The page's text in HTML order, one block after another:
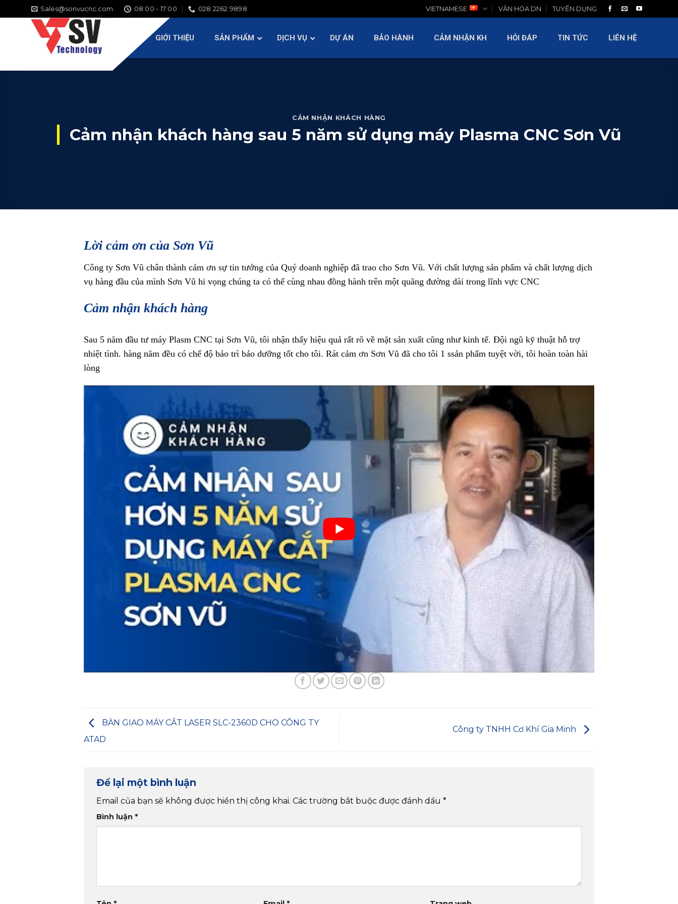
Chuyển
đến
Sales@sonvucnc.com 08:00 - 17:00 028 2262 9898 VIETNAMESE VĂN HÓA DN TUYỂN DỤNG
GIỚI THIỆU SẢN PHẨM DỊCH VỤ DỰ ÁN BẢO HÀNH CẢM NHẬN KH HỎI ĐÁP TIN TỨC LIÊN HỆ
CẢM NHẬN KHÁCH HÀNG
Cảm nhận khách hàng sau 5 năm sử dụng máy Plasma CNC Sơn Vũ
Lời cảm ơn của Sơn Vũ
Công ty Sơn Vũ chân thành cảm ơn sự tin tưởng của Quý doanh nghiệp đã trao cho Sơn Vũ. Với chất lượng sản phẩm và chất lượng dịch
vụ hàng đầu của mình Sơn Vũ hi vọng chúng ta có thể cùng nhau đồng hành trên một quãng đường dài trong lĩnh vực CNC
Cảm nhận khách hàng
Sau 5 năm đầu tư máy Plasm CNC tại Sơn Vũ, tôi nhận thấy hiệu quả rất rõ về mặt sản xuất cũng như kinh tế. Đội ngũ kỹ thuật hỗ trợ
nhiệt tình. hàng năm đều có chế độ bảo trì bảo dưỡng tốt cho tôi. Rát cảm ơn Sơn Vũ đã cho tôi 1 ssản phẩm tuyệt vời, tôi hoàn toàn hài
lòng
BÀN GIAO MÁY CẮT LASER SLC-2360D CHO CÔNG TY
ATAD
Công ty TNHH Cơ Khí Gia Minh
Để lại một bình luận
Email của bạn sẽ không được hiển thị công khai. Các trường bắt buộc được đánh dấu*
Bình luận*
GIỚI THIỆU SẢN PHẨM DỊCH VỤ DỰ ÁN BẢO HÀNH TIN TỨC LIÊN HỆ